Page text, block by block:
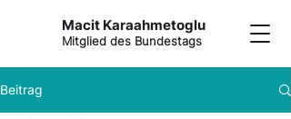
Macit Karaahmetoglu
Mitglied des Bundestags
Beitrag